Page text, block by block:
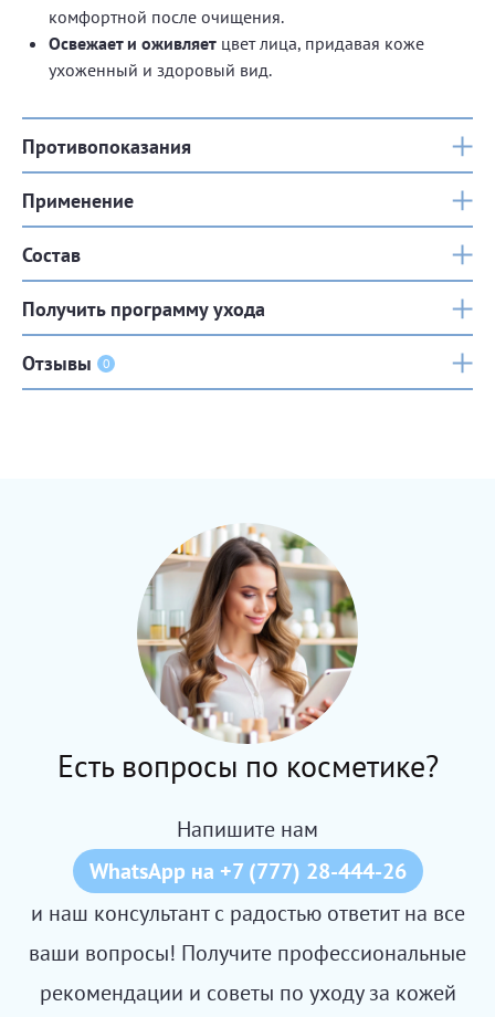
комфортной после очищения.
Освежает и оживляет цвет лица, придавая коже
ухоженный и здоровый вид.
Противопоказания
Применение
Состав
Получить программу ухода
Отзывы 0
Есть вопросы по косметике?
Напишите нам
WhatsApp на +7 (777) 28-444-26
и наш консультант с радостью ответит на все
ваши вопросы! Получите профессиональные
рекомендации и советы по уходу за кожей